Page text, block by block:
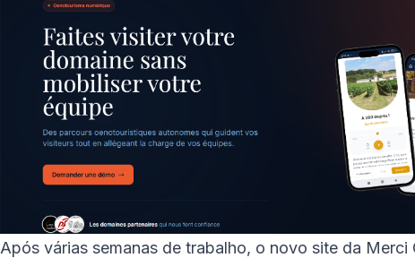
Após várias semanas de trabalho, o novo site da Merci